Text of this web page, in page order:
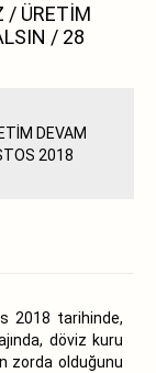
/ ÜRETİM
/ 28
2018 tarihinde,
döviz kuru
zorda olduğunu